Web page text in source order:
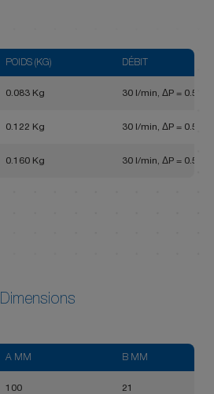
POIDS (KG) DÉBIT
0.083 Kg 30 l/min, ΔP = 0.5 bar
0.122 Kg 30 l/min, ΔP = 0.5 bar
0.160 Kg 30 l/min, ΔP = 0.5 bar
Dimensions
A MM B MM
100 21